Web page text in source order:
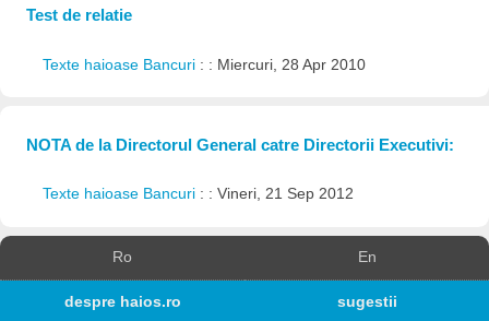
Test de relatie
Texte haioase Bancuri : : Miercuri, 28 Apr 2010
NOTA de la Directorul General catre Directorii Executivi:
Texte haioase Bancuri : : Vineri, 21 Sep 2012
Ro En
despre haios.ro sugestii